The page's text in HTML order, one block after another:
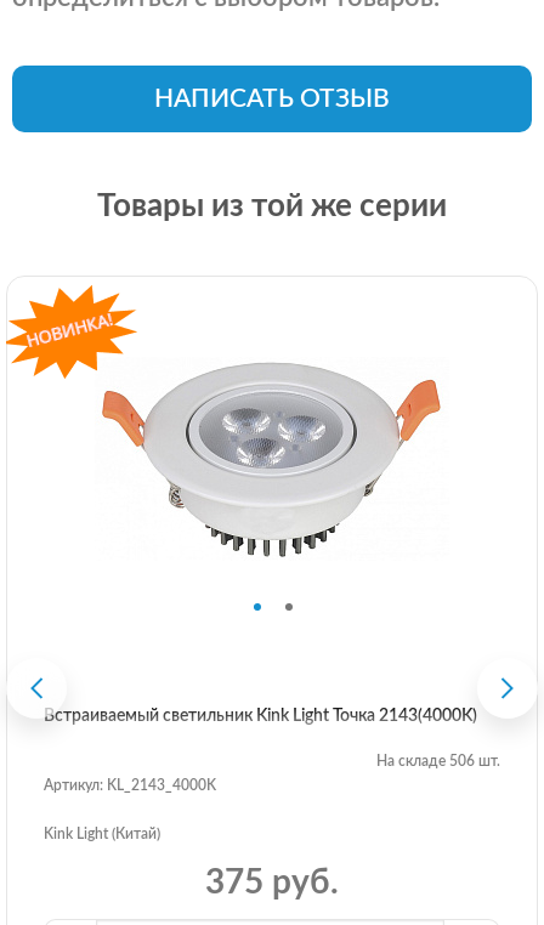
НАПИСАТЬ ОТЗЫВ
Товары из той же серии
Встраиваемый светильник Kink Light Точка 2143(4000K)
На складе 506 шт.
Артикул: KL_2143_4000K
Kink Light (Китай)
375 руб.